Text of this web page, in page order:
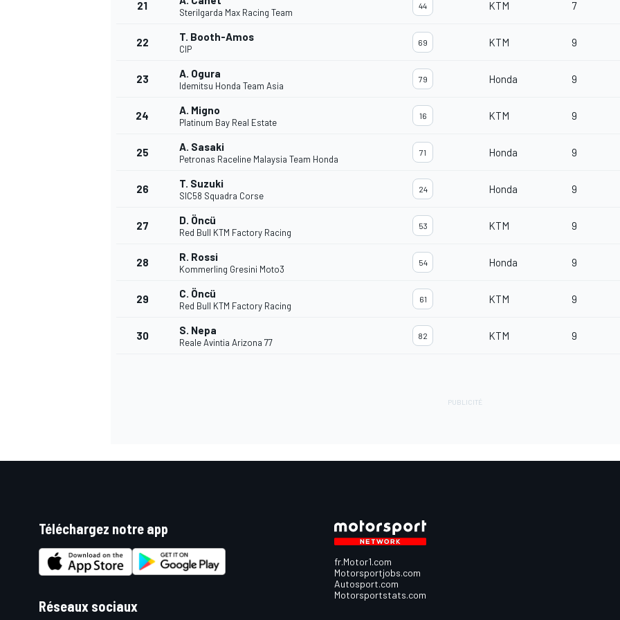
21
Sterilgarda Max Racing Team
44 KTM 7
22 T. Booth-Amos
CIP
69 KTM 9
23 A. Ogura
Idemitsu Honda Team Asia
79 Honda 9
24 A. Migno
Platinum Bay Real Estate
16 KTM 9
25 A. Sasaki
Petronas Raceline Malaysia Team Honda
71 Honda 9
26 T. Suzuki
SIC58 Squadra Corse
24 Honda 9
27 D. Öncü
Red Bull KTM Factory Racing
53 KTM 9
28 R. Rossi
Kommerling Gresini Moto3
54 Honda 9
29 C. Öncü
Red Bull KTM Factory Racing
61 KTM 9
30 S. Nepa
Reale Avintia Arizona 77
82 KTM 9
Téléchargez notre app
Réseaux sociaux
fr.Motor1.com
Motorsportjobs.com
Autosport.com
Motorsportstats.com